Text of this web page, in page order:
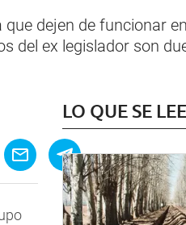
dejen de funcionar
del ex legislador son
LO QUE SE